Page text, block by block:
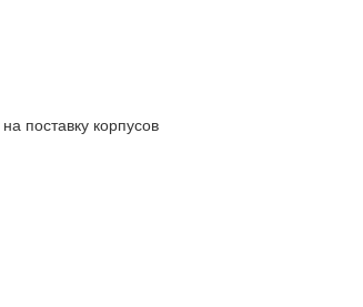
поставку корпусов